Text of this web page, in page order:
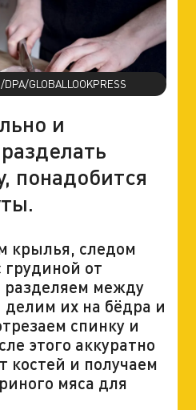
GLOBALLOOKPRESS
и
понадобится
крылья, следом
грудиной от
разделяем между
делим их на бёдра и
спинку и
этого аккуратно
костей и получаем
мяса для